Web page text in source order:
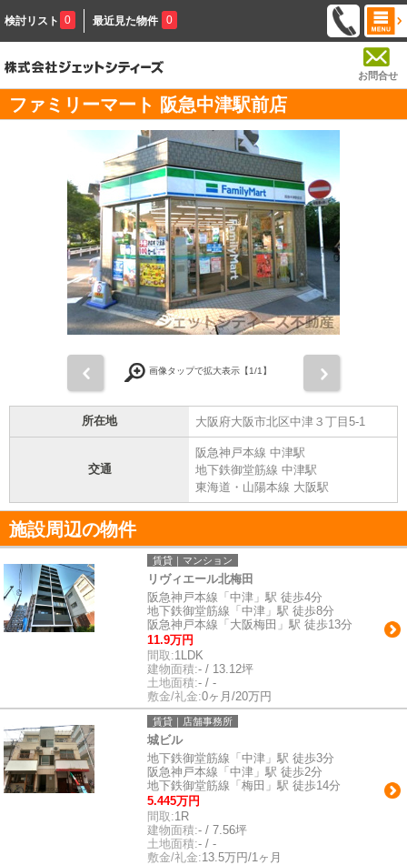
検討リスト 0 最近見た物件 0
お問合せ
ファミリーマート 阪急中津駅前店
画像タップで拡大表示【1/1】
所在地 大阪府大阪市北区中津３丁目5-1
交通
阪急神戸本線 中津駅
地下鉄御堂筋線 中津駅
東海道・山陽本線 大阪駅
施設周辺の物件
賃貸｜マンション
リヴィエール北梅田
阪急神戸本線「中津」駅 徒歩4分
地下鉄御堂筋線「中津」駅 徒歩8分
阪急神戸本線「大阪梅田」駅 徒歩13分
11.9万円
間取:1LDK
建物面積:- / 13.12坪
土地面積:- / -
敷金/礼金:0ヶ月/20万円
賃貸｜店舗事務所
城ビル
地下鉄御堂筋線「中津」駅 徒歩3分
阪急神戸本線「中津」駅 徒歩2分
地下鉄御堂筋線「梅田」駅 徒歩14分
5.445万円
間取:1R
建物面積:- / 7.56坪
土地面積:- / -
敷金/礼金:13.5万円/1ヶ月